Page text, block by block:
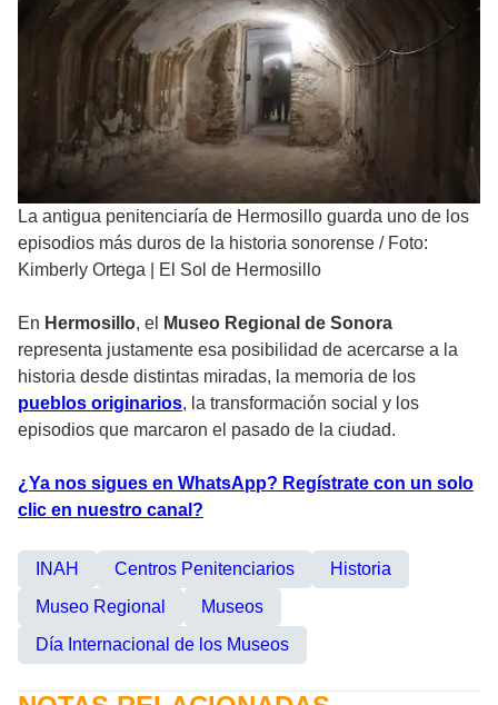
La antigua penitenciaría de Hermosillo guarda uno de los
episodios más duros de la historia sonorense / Foto:
Kimberly Ortega | El Sol de Hermosillo
En Hermosillo, el
Museo Regional de Sonora
representa justamente esa posibilidad de acercarse a la
historia desde distintas miradas, la memoria de los
pueblos originarios, la transformación social y los
episodios que marcaron el pasado de la ciudad.
¿Ya nos sigues en WhatsApp? Regístrate con un solo
clic en nuestro canal?
INAH Centros Penitenciarios
Historia
Museo Regional
Museos
Día Internacional de los Museos